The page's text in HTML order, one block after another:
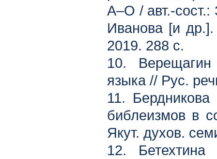
А–О / авт.-
Иванова [и
2019. 288 с.
10.
языка // Рус.
11.
библеизмов в
Якут. духов.
12.